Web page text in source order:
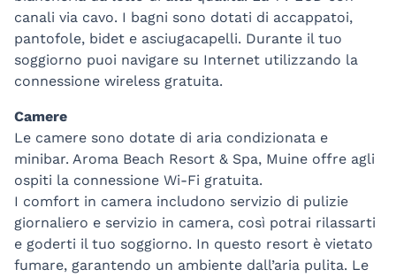
canali via cavo. I bagni sono dotati di accappatoi,
pantofole, bidet e asciugacapelli. Durante il tuo
soggiorno puoi navigare su Internet utilizzando la
connessione wireless gratuita.
Camere
Le camere sono dotate di aria condizionata e
minibar. Aroma Beach Resort & Spa, Muine offre agli
ospiti la connessione Wi-Fi gratuita.
I comfort in camera includono servizio di pulizie
giornaliero e servizio in camera, così potrai rilassarti
e goderti il tuo soggiorno. In questo resort è vietato
fumare, garantendo un ambiente dall’aria pulita. Le